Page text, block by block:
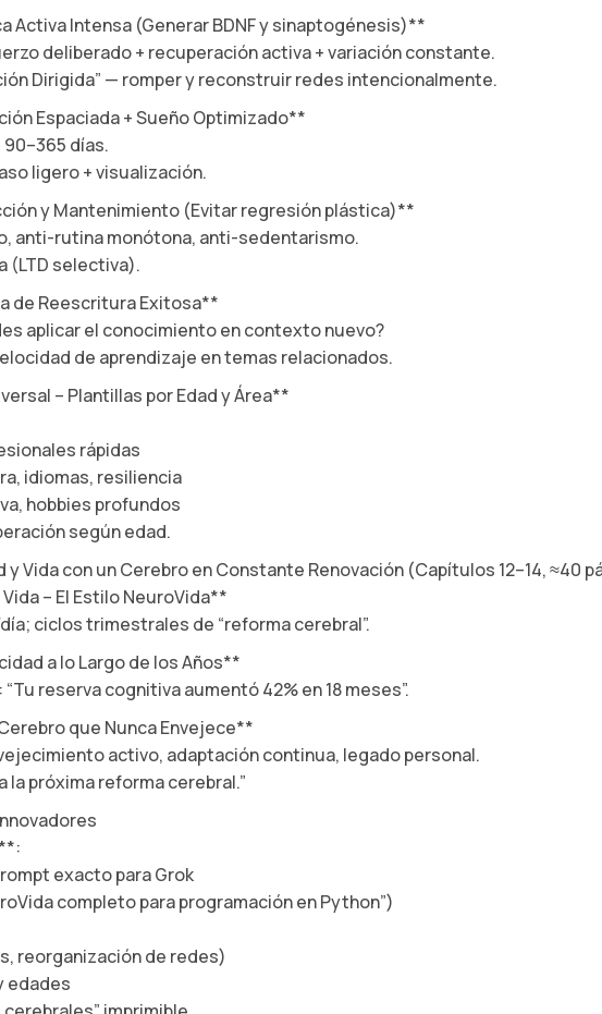
Activa Intensa (Generar BDNF y sinaptogénesis)**
deliberado + recuperación activa + variación constante.
Dirigida” — romper y reconstruir redes intencionalmente.
Espaciada + Sueño Optimizado**
días.
ligero + visualización.
y Mantenimiento (Evitar regresión plástica)**
anti-rutina monótona, anti-sedentarismo.
(LTD selectiva).
de Reescritura Exitosa**
aplicar el conocimiento en contexto nuevo?
de aprendizaje en temas relacionados.
– Plantillas por Edad y Área**
rápidas
idiomas, resiliencia
hobbies profundos
según edad.
con un Cerebro en Constante Renovación (Capítulos 12–14, ≈40
– El Estilo NeuroVida**
ciclos trimestrales de “reforma cerebral”.
a lo Largo de los Años**
reserva cognitiva aumentó 42% en 18 meses”.
que Nunca Envejece**
activo, adaptación continua, legado personal.
la próxima reforma cerebral.”
exacto para Grok
completo para programación en Python”)
reorganización de redes)
edades